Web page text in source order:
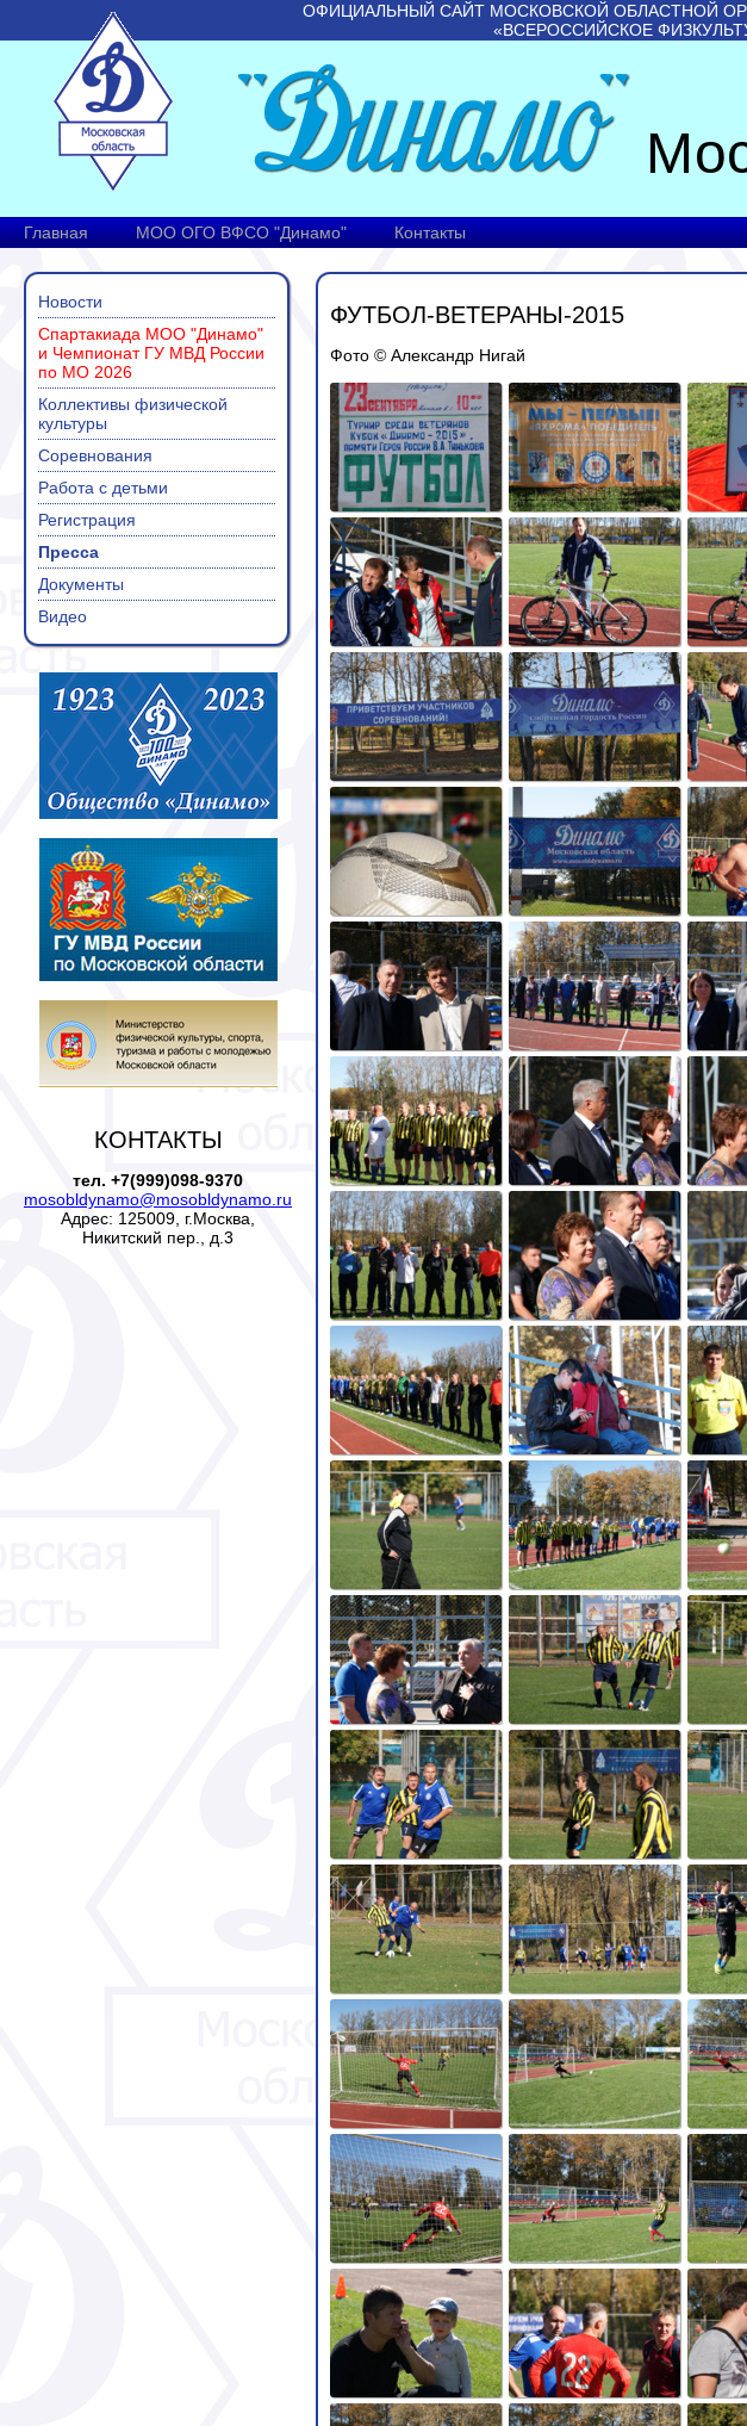
ОФИЦИАЛЬНЫЙ САЙТ МОСКОВСКОЙ ОБЛАСТНОЙ
«ВСЕРОССИЙСКОЕ
Главная МОО ОГО ВФСО "Динамо" Контакты
Новости
Спартакиада МОО "Динамо"
и Чемпионат ГУ МВД России
по МО 2026
Коллективы физической
культуры
Соревнования
Работа с детьми
Регистрация
Пресса
Документы
Видео
КОНТАКТЫ
тел. +7(999)098-9370
mosobldynamo@mosobldynamo.ru
Адрес: 125009, г.Москва,
Никитский пер., д.3
ФУТБОЛ-ВЕТЕРАНЫ-2015
Фото © Александр Нигай